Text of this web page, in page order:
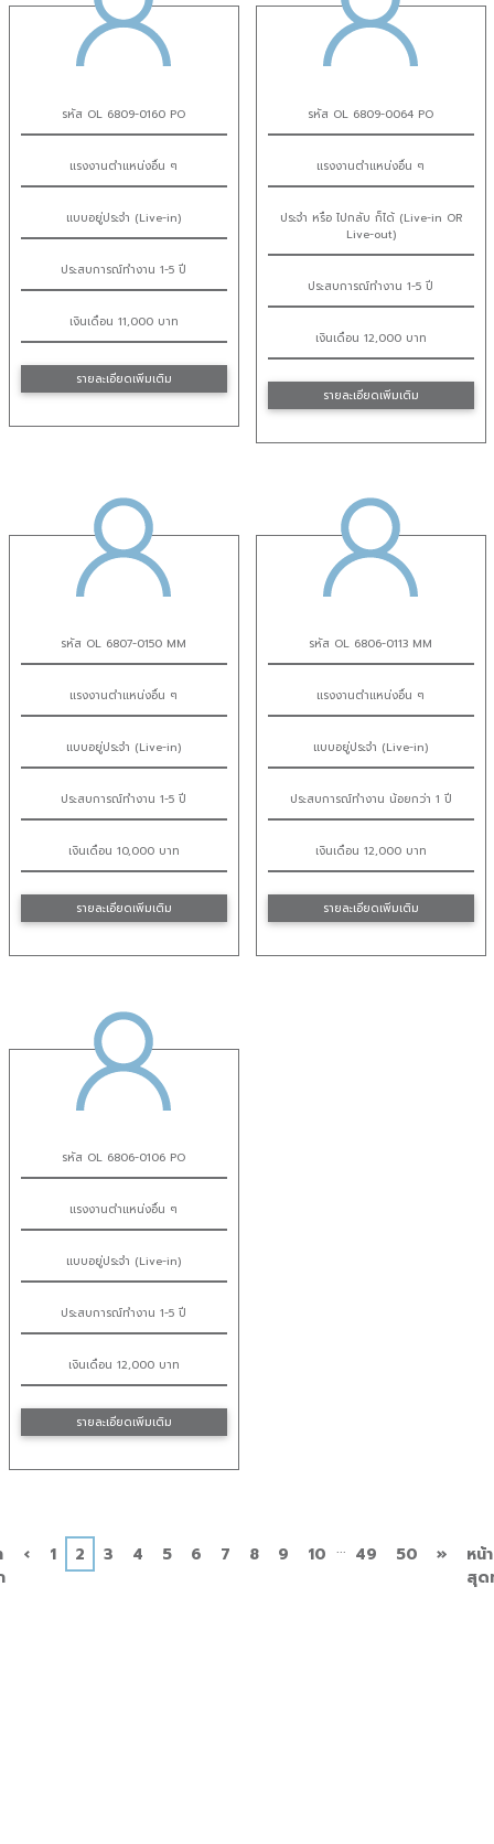
รหัส OL 6809-0160 PO
แรงงานตำแหน่งอื่น ๆ
แบบอยู่ประจำ (Live-in)
ประสบการณ์ทำงาน 1-5 ปี
เงินเดือน 11,000 บาท
รายละเอียดเพิ่มเติม
รหัส OL 6809-0064 PO
แรงงานตำแหน่งอื่น ๆ
ประจำ หรือ ไปกลับ ก็ได้ (Live-in OR
Live-out)
ประสบการณ์ทำงาน 1-5 ปี
เงินเดือน 12,000 บาท
รายละเอียดเพิ่มเติม
รหัส OL 6807-0150 MM
แรงงานตำแหน่งอื่น ๆ
แบบอยู่ประจำ (Live-in)
ประสบการณ์ทำงาน 1-5 ปี
เงินเดือน 10,000 บาท
รายละเอียดเพิ่มเติม
รหัส OL 6806-0113 MM
แรงงานตำแหน่งอื่น ๆ
แบบอยู่ประจำ (Live-in)
ประสบการณ์ทำงาน น้อยกว่า 1 ปี
เงินเดือน 12,000 บาท
รายละเอียดเพิ่มเติม
รหัส OL 6806-0106 PO
แรงงานตำแหน่งอื่น ๆ
แบบอยู่ประจำ (Live-in)
ประสบการณ์ทำงาน 1-5 ปี
เงินเดือน 12,000 บาท
รายละเอียดเพิ่มเติม
‹ ก่อน
1 2 3 4 5 6 7 8 9 10 ... 49 50 » ถัดหน้า
สุด